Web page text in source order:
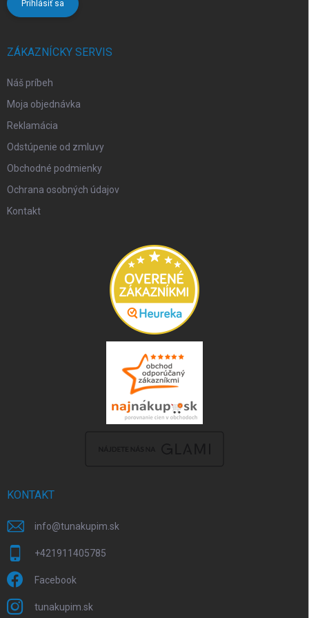
Prihlásiť sa
ZÁKAZNÍCKY SERVIS
Náš príbeh
Moja objednávka
Reklamácia
Odstúpenie od zmluvy
Obchodné podmienky
Ochrana osobných údajov
Kontakt
KONTAKT
info@tunakupim.sk
+421911405785
Facebook
tunakupim.sk